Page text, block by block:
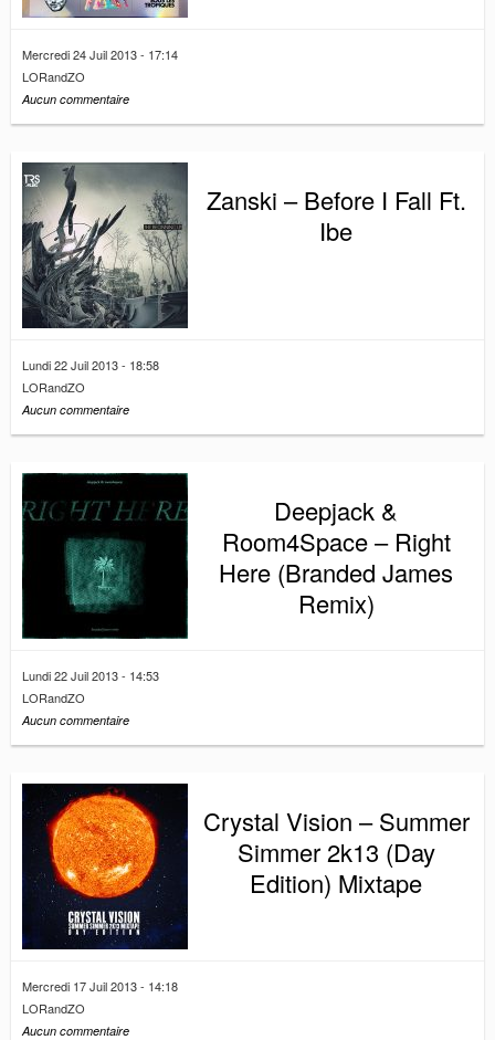
Mercredi 24 Juil 2013 - 17:14
LORandZO
Aucun commentaire
Zanski – Before I Fall Ft.
Ibe
Lundi 22 Juil 2013 - 18:58
LORandZO
Aucun commentaire
Deepjack &
Room4Space – Right
Here (Branded James
Remix)
Lundi 22 Juil 2013 - 14:53
LORandZO
Aucun commentaire
Crystal Vision – Summer
Simmer 2k13 (Day
Edition) Mixtape
Mercredi 17 Juil 2013 - 14:18
LORandZO
Aucun commentaire